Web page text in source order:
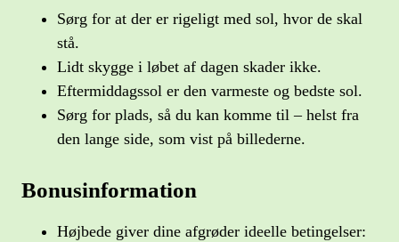
Sørg for at der er rigeligt med sol, hvor de skal
stå.
Lidt skygge i løbet af dagen skader ikke.
Eftermiddagssol er den varmeste og bedste sol.
Sørg for plads, så du kan komme til – helst fra
den lange side, som vist på billederne.
Bonusinformation
Højbede giver dine afgrøder ideelle betingelser: